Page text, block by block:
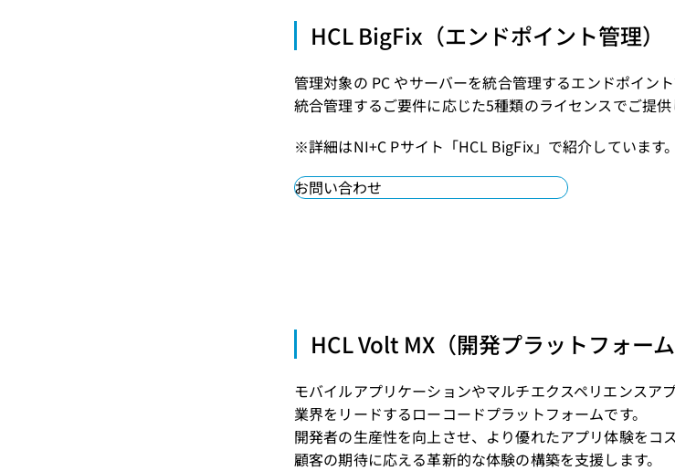
HCL BigFix（エンドポイント管理）
管理対象の PC やサーバーを統合管理するエンドポイント
統合管理するご要件に応じた5種類のライセンスでご提供
※詳細はNI+C Pサイト「HCL BigFix」で紹介しています。
お問い合わせ
HCL Volt MX（開発プラットフォーム
モバイルアプリケーションやマルチエクスペリエンスア
業界をリードするローコードプラットフォームです。
開発者の生産性を向上させ、より優れたアプリ体験をコ
顧客の期待に応える革新的な体験の構築を支援します。